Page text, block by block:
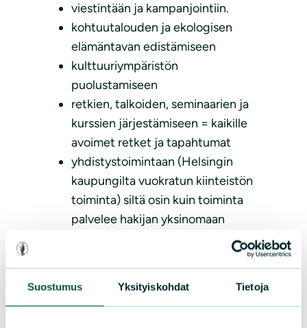
Suostumus Yksityiskohdat Tietoja
viestintään ja kampanjointiin.
kohtuutalouden ja ekologisen
elämäntavan edistämiseen
kulttuuriympäristön
puolustamiseen
retkien, talkoiden, seminaarien ja
kurssien järjestämiseen = kaikille
avoimet retket ja tapahtumat
yhdistystoimintaan (Helsingin
kaupungilta vuokratun kiinteistön
toiminta) siltä osin kuin toiminta
palvelee hakijan yksinomaan
Käytämme lahjoitusvaroja muun muassa